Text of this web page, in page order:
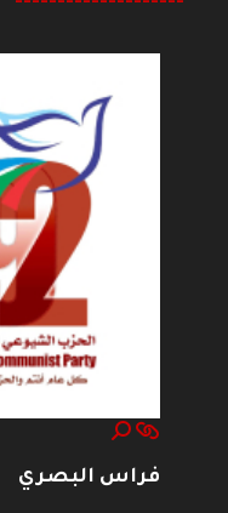
فراس البصري